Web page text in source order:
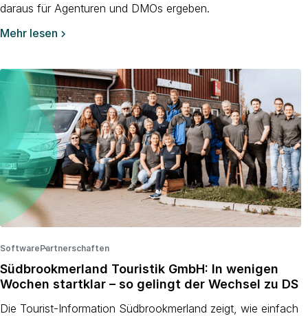
daraus für Agenturen und DMOs ergeben.
Mehr lesen 
Software ·
Partnerschaften
Südbrookmerland Touristik GmbH: In wenigen
Wochen startklar – so gelingt der Wechsel zu DS
Die Tourist-Information Südbrookmerland zeigt, wie einfach